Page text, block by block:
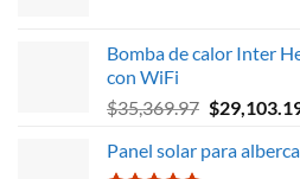
era:
Bomba de calor Inter
con WiFi
$35,369.97 El
original
$
Panel solar para